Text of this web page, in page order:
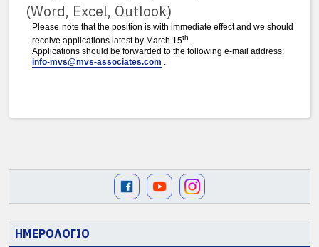
ΗΜΕΡΟΛΟΓΙΟ
(Word, Excel, Outlook)
Please note that the position is with immediate effect and we should
receive applications latest by March 15th.
Applications should be forwarded to the following e-mail address:
info-mvs@mvs-associates.com .